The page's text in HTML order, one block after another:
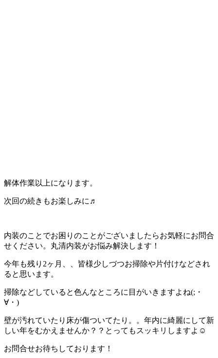
解体作業以上になります。
次回の続きもお楽しみに♬
内装のことでお困りのことがございましたらお気軽にお問合
せください。丸清内装がお悩み解決します！
今年も残り2ヶ月、、皆様少しづつお掃除や片付けなどされ
ると思います。
掃除などしていると色んなところに目がいきますよね(;・
∀・)
壁が汚れていたり床が傷ついてたり。。年内に綺麗にして新
しい年をむかえませんか？？とってもスッキリしますよ☺
お問合せお待ちしております！